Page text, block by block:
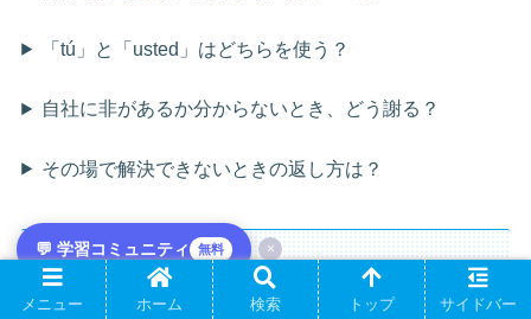
「tú」と「usted」はどちらを使う？
自社に非があるか分からないとき、どう謝る？
その場で解決できないときの返し方は？
まとめ
💬 学習コミュニティ 無料 ×
メニュー ホーム 検索 トップ サイドバー